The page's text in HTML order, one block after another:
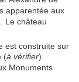
apparentée aux
Le château
est construite sur
(à vérifier).
Monuments